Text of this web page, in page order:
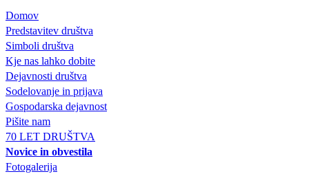
Domov
Predstavitev društva
Simboli društva
Kje nas lahko dobite
Dejavnosti društva
Sodelovanje in prijava
Gospodarska dejavnost
Pišite nam
70 LET DRUŠTVA
Novice in obvestila
Fotogalerija